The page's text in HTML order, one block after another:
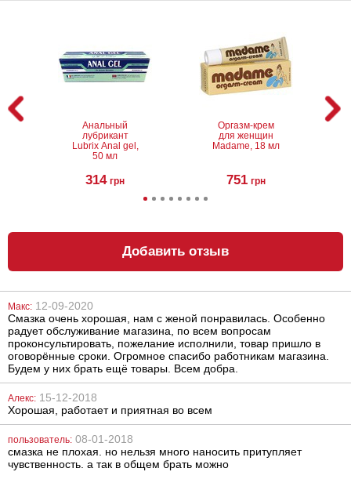
Анальный
лубрикант
Lubrix Anal gel,
50 мл
314 грн
Оргазм-крем
для женщин
Madame, 18 мл
751 грн
Металлическая
анальная
пробка Slash, S
668 грн
Фаллоимитатор
с имитацией
семяизвержения
Doc Johnson
Squirting
Realistic Cock,
17 см
3329
Добавить отзыв
Макс: 12-09-2020
Смазка очень хорошая, нам с женой понравилась. Особенно
радует обслуживание магазина, по всем вопросам
проконсультировать, пожелание исполнили, товар пришло в
оговорённые сроки. Огромное спасибо работникам магазина.
Будем у них брать ещё товары. Всем добра.
Алекс: 15-12-2018
Хорошая, работает и приятная во всем
пользователь: 08-01-2018
смазка не плохая. но нельзя много наносить притупляет
чувственность. а так в общем брать можно